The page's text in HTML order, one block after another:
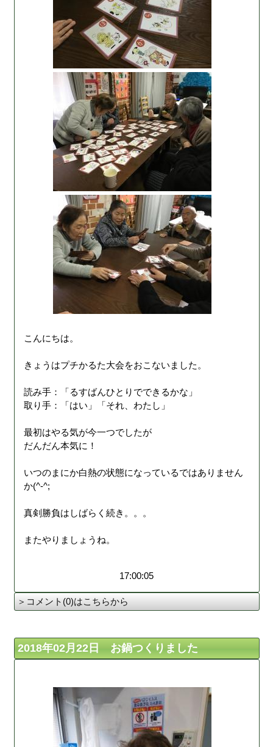
こんにちは。
きょうはプチかるた大会をおこないました。
読み手：「るすばんひとりでできるかな」
取り手：「はい」「それ、わたし」
最初はやる気が今一つでしたが
だんだん本気に！
いつのまにか白熱の状態になっているではありません
か(^-^;
真剣勝負はしばらく続き。。。
またやりましょうね。
17:00:05
＞コメント(0)はこちらから
2018年02月22日 お鍋つくりました